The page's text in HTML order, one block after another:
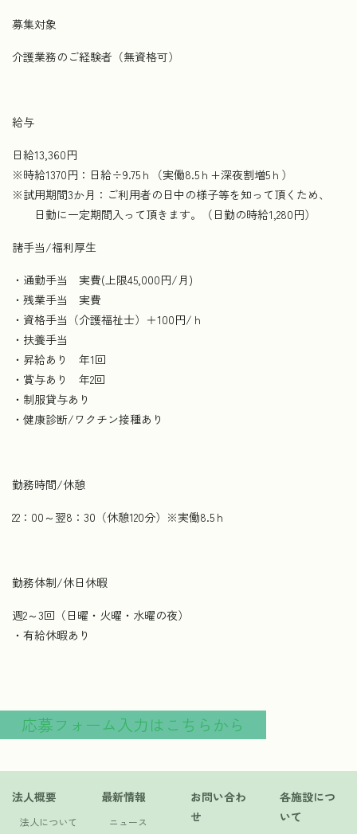
募集対象
介護業務のご経験者（無資格可）
給与
日給13,360円
※時給1370円：日給÷9.75ｈ（実働8.5ｈ+深夜割増5ｈ）
※試用期間3か月：ご利用者の日中の様子等を知って頂くため、
日勤に一定期間入って頂きます。（日勤の時給1,280円）
諸手当/福利厚生
・通勤手当 実費(上限45,000円/月)
・残業手当 実費
・資格手当（介護福祉士）＋100円/ｈ
・扶養手当
・昇給あり 年1回
・賞与あり 年2回
・制服貸与あり
・健康診断/ワクチン接種あり
勤務時間/休憩
22：00～翌8：30（休憩120分）※実働8.5ｈ
勤務体制/休日休暇
週2～3回（日曜・火曜・水曜の夜）
・有給休暇あり
応募フォーム入力はこちらから
法人概要
法人について
最新情報
ニュース
お問い合わ
せ
各施設につ
いて